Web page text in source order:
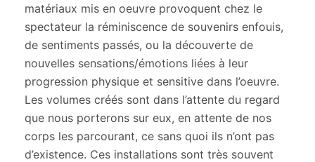
matériaux mis en oeuvre provoquent chez le
spectateur la réminiscence de souvenirs enfouis,
de sentiments passés, ou la découverte de
nouvelles sensations/émotions liées à leur
progression physique et sensitive dans l’oeuvre.
Les volumes créés sont dans l’attente du regard
que nous porterons sur eux, en attente de nos
corps les parcourant, ce sans quoi ils n’ont pas
d’existence. Ces installations sont très souvent